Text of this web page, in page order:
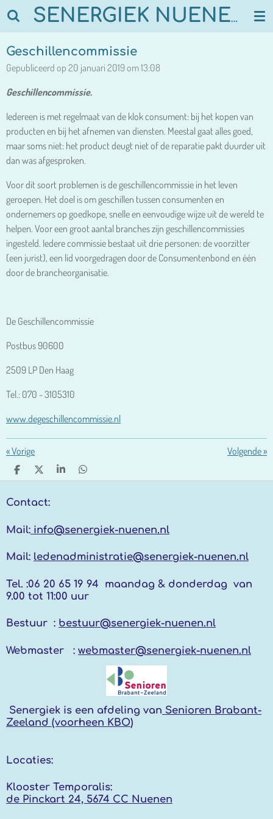
Ga
de
hoofdinhoud
SENERGIEK NUENEN
Geschillencommissie
Gepubliceerd op 20 januari 2019 om 13:08
Geschillencommissie.
Iedereen is met regelmaat van de klok consument: bij het kopen van
producten en bij het afnemen van diensten. Meestal gaat alles goed,
maar soms niet: het product deugt niet of de reparatie pakt duurder uit
dan was afgesproken.
Voor dit soort problemen is de geschillencommissie in het leven
geroepen. Het doel is om geschillen tussen consumenten en
ondernemers op goedkope, snelle en eenvoudige wijze uit de wereld te
helpen. Voor een groot aantal branches zijn geschillencommissies
ingesteld. Iedere commissie bestaat uit drie personen: de voorzitter
(een jurist), een lid voorgedragen door de Consumentenbond en één
door de brancheorganisatie.
De Geschillencommissie
Postbus 90600
2509 LP Den Haag
Tel.: 070 - 3105310
www.degeschillencommissie.nl
«Vorige Volgende»
D
E
D
L
S
D
Contact:
Mail: info@senergiek-nuenen.nl
Mail: ledenadministratie@senergiek-nuenen.nl
Tel. :06 20 65 19 94 maandag & donderdag van
9.00 tot 11:00 uur
Bestuur : bestuur@senergiek-nuenen.nl
Webmaster : webmaster@senergiek-nuenen.nl
Senergiek is een afdeling van Senioren Brabant-
Zeeland (voorheen KBO)
Locaties:
Klooster Temporalis:
de Pinckart 24, 5674 CC Nuenen